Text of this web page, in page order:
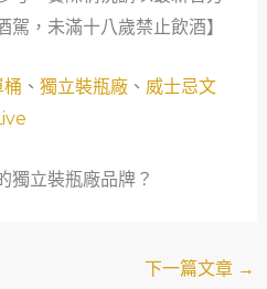
，未滿十八歲禁止飲酒】
桶 、 獨立裝瓶廠、 威士忌文
獨立裝瓶廠品牌？
下一篇文章 →